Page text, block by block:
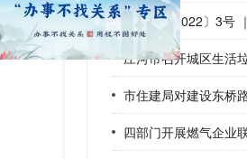
庄政发〔2022〕3
庄河市召开城区生活
市住建局对建设东桥
四部门开展燃气企业